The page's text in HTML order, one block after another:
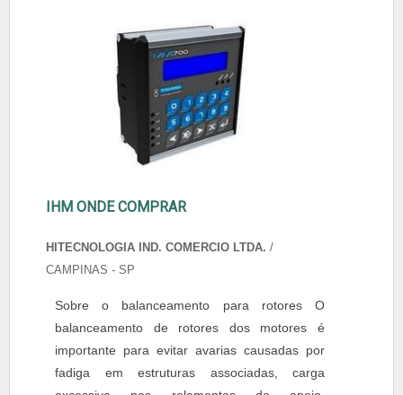
IHM ONDE COMPRAR
HITECNOLOGIA IND. COMERCIO LTDA. /
CAMPINAS - SP
Sobre o balanceamento para rotores O
balanceamento de rotores dos motores é
importante para evitar avarias causadas por
fadiga em estruturas associadas, carga